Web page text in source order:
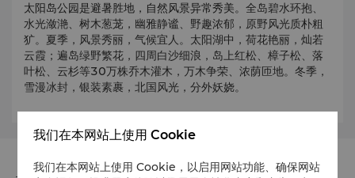
太阳岛公园是避暑胜地，自然风景异常秀美。 全岛碧水环抱、
水光潋滟、树木葱茏，幽雅静谧、野趣浓郁，原野风光质朴粗
犷。夏季，风景秀丽，气候宜人。太阳湖中，荷花艳丽，灿若
云霞；遍岛绿野繁花，四周白沙细浪，岛上红松、樟子松、落
叶松、云杉等30万株乔木灌木，万木争荣、浓荫匝地。冬季，
雪漫冰封，银装素裹，北国风光，分外妖娆。
我们在本网站上使用 Cookie
我们在本网站上使用 Cookie，以启用网站功能、确保网站